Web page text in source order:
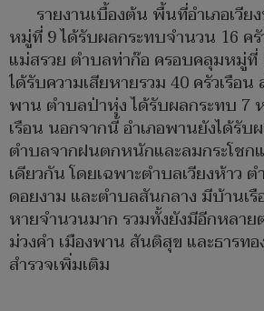
รายงานเบื้องต้น พื้นที่อำเภอเวีย
หมู่ที่ 9 ได้รับผลกระทบจำนวน 16 ครั
แม่สรวย ตำบลท่าก๊อ ครอบคลุมหมู่ที่
ได้รับความเสียหายรวม 40 ครัวเรือ
พาน ตำบลป่าหุ่ง ได้รับผลกระทบ 7
เรือน นอกจากนี้ อำเภอพานยังได้รับ
ตำบลจากฝนตกหนักและลมกระโชกแ
เดียวกัน โดยเฉพาะตำบลเวียงห้าว
ดอยงาม และตำบลสันกลาง มีบ้านเรื
หายจำนวนมาก รวมทั้งยังมีอีกหลา
ม่วงคำ เมืองพาน สันติสุข และธารทอ
สำรวจเพิ่มเติม